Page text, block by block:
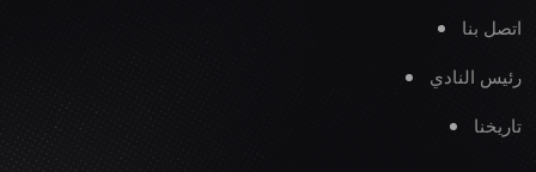
اتصل بنا
رئيس النادي
تاريخنا